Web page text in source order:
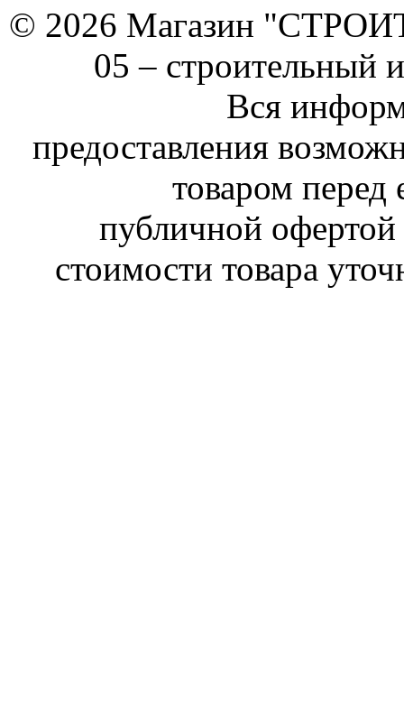
© 2026 Магазин
05 – строительный
Вся
предоставления
товаром перед
публичной
стоимости товара